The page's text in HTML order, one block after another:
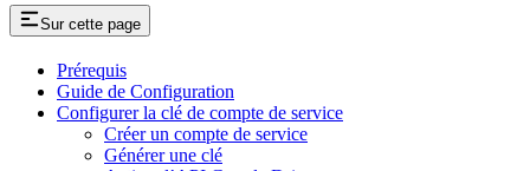
Sur cette page
Prérequis
Guide de Configuration
Configurer la clé de compte de service
Créer un compte de service
Générer une clé